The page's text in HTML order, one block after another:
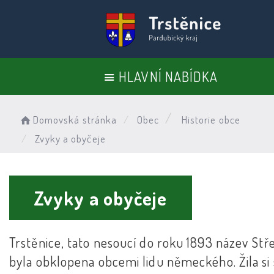
HLAVNÍ NABÍDKA
Domovská stránka Obec
Historie obce
Zvyky a obyčeje
Zvyky a obyčeje
Trstěnice, tato nesoucí do roku 1893 název
byla obklopena obcemi lidu německého. Žila si